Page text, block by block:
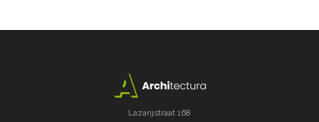
Lazarijstraat 168